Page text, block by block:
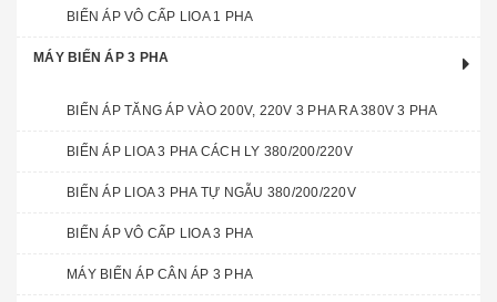
BIẾN ÁP VÔ CẤP LIOA 1 PHA
MÁY BIẾN ÁP 3 PHA
BIẾN ÁP TĂNG ÁP VÀO 200V, 220V 3 PHA RA 380V 3 PHA
BIẾN ÁP LIOA 3 PHA CÁCH LY 380/200/220V
BIẾN ÁP LIOA 3 PHA TỰ NGẪU 380/200/220V
BIẾN ÁP VÔ CẤP LIOA 3 PHA
MÁY BIẾN ÁP CÂN ÁP 3 PHA